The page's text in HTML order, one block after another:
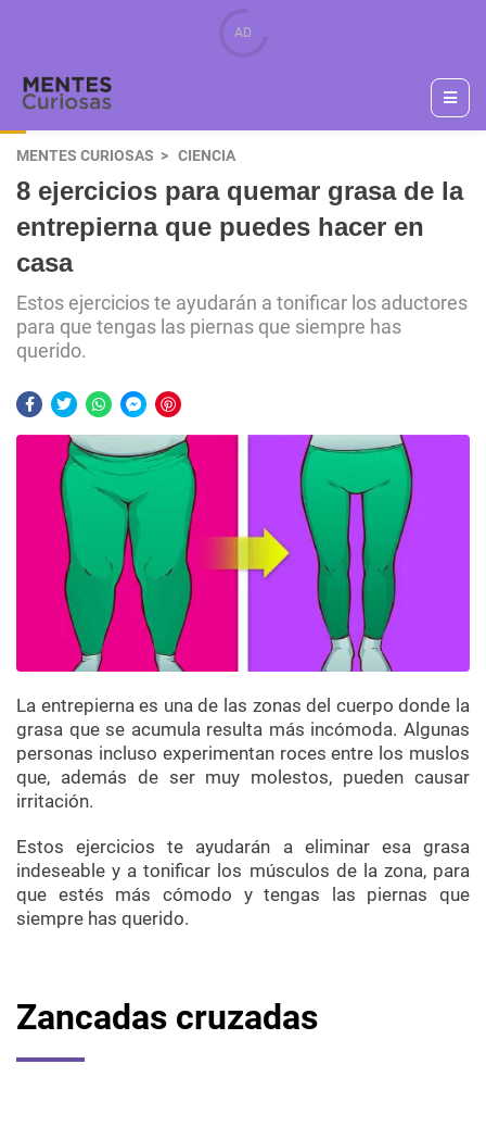
MENTES CURIOSAS CIENCIA
8 ejercicios para quemar grasa de la
entrepierna que puedes hacer en
casa
Estos ejercicios te ayudarán a tonificar los aductores
para que tengas las piernas que siempre has
querido.
La entrepierna es una de las zonas del cuerpo donde la
grasa que se acumula resulta más incómoda. Algunas
personas incluso experimentan roces entre los muslos
que, además de ser muy molestos, pueden causar
irritación.
Estos
ejercicios te ayudarán a eliminar esa grasa
indeseable y a tonificar los músculos de la zona, para
que estés más cómodo y tengas las piernas que
siempre has querido.
Zancadas cruzadas